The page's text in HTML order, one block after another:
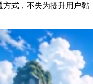
方式，不失为提升用户黏